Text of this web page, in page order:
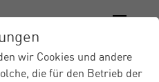
wir Cookies und andere
die für den Betrieb der